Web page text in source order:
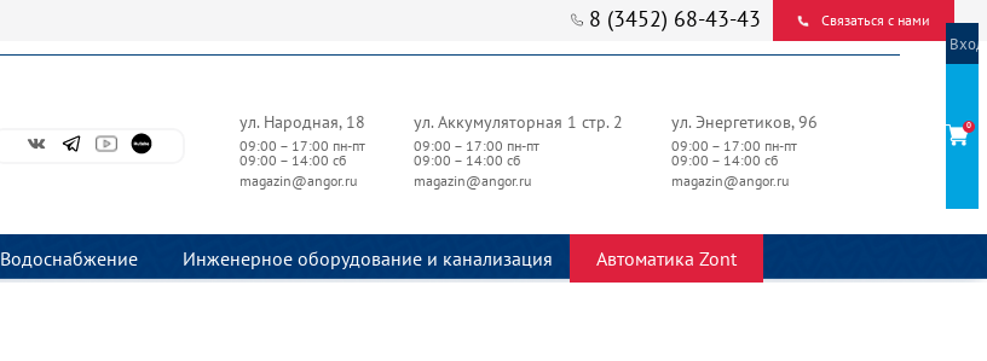
8 (3452) 68-43-43 Связаться с нами
ул. Народная, 18
09:00 – 17:00 пн-пт
09:00 – 14:00 сб
magazin@angor.ru
ул. Аккумуляторная 1 стр. 2
09:00 – 17:00 пн-пт
09:00 – 14:00 сб
magazin@angor.ru
ул. Энергетиков, 96
09:00 – 17:00 пн-пт
09:00 – 14:00 сб
magazin@angor.ru
Водоснабжение Инженерное оборудование и канализация Автоматика Zont
Вход
0